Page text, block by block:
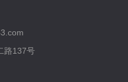
路137号